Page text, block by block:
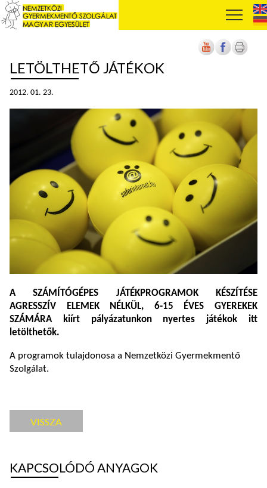
LETÖLTHETŐ JÁTÉKOK
2012. 01. 23.
A SZÁMÍTÓGÉPES JÁTÉKPROGRAMOK KÉSZÍTÉSE
AGRESSZÍV ELEMEK NÉLKÜL, 6-15 ÉVES GYEREKEK
SZÁMÁRA kiírt pályázatunkon nyertes játékok itt
letölthetők.
A programok tulajdonosa a Nemzetközi Gyermekmentő
Szolgálat.
VISSZA
KAPCSOLÓDÓ ANYAGOK